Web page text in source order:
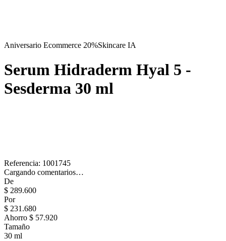
Aniversario Ecommerce 20%Skincare IA
Serum Hidraderm Hyal 5 -
Sesderma 30 ml
Referencia: 1001745
Cargando comentarios…
De
$ 289.600
Por
$ 231.680
Ahorro $ 57.920
Tamaño
30 ml